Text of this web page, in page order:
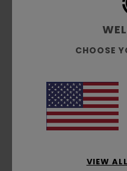
latérale
Composition[Matière
biologique
CHOOSE
VIEW